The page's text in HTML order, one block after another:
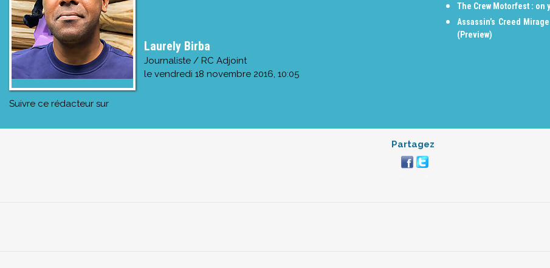
Laurely Birba
Journaliste / RC Adjoint
le vendredi 18 novembre 2016, 10:05
Suivre ce rédacteur sur
The Crew Motorfest : on
Assassin’s Creed
(Preview)
Partagez